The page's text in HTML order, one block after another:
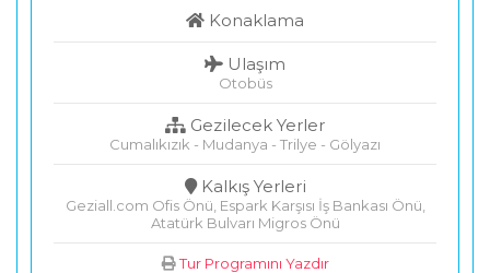
Konaklama
Ulaşım
Otobüs
Gezilecek Yerler
Cumalıkızık - Mudanya - Trilye - Gölyazı
Kalkış Yerleri
Geziall.com Ofis Önü, Espark Karşısı İş Bankası Önü,
Atatürk Bulvarı Migros Önü
Tur Programını Yazdır